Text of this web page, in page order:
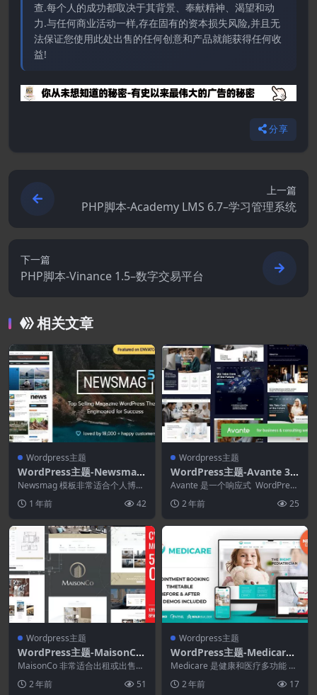
查.每个人的成功都取决于其背景、奉献精神、渴望和动
力.与任何商业活动一样,存在固有的资本损失风险,并且无
法保证您使用此处出售的任何创意和产品就能获得任何收
益!
分享
上一篇
PHP脚本-Academy LMS 6.7–学习管理系统
下一篇
PHP脚本-Vinance 1.5–数字交易平台
相关文章
Wordpress主题
WordPress主题-Newsmag
5.4.3.3–报纸和杂志WordPre
ss主题
Newsmag 模板非常适合个人博
论网站。它还支持...
1 年前 42
Wordpress主题
WordPress主题-Avante 3.0
–商业咨询WordPres主题
Avante 是一个响应式 WordPres
一般...2 年前 25
Wordpress主题
WordPress主题-MaisonCo
2.0.4–单一房产WordPress
主题
MaisonCo 非常适合出租或出售公
的单一房产和...
2 年前 51
Wordpress主题
WordPress主题-Medicare
2.0.1–医生.医疗和保健
Medicare 是健康和医疗多功能 W
而...2 年前 17